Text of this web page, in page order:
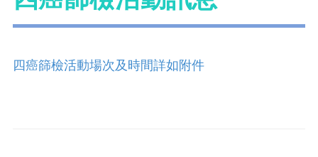
四癌篩檢活動場次及時間詳如附件